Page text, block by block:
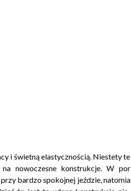
i świetną elastycznością. Niestety
nowoczesne konstrukcje. W
bardzo spokojnej jeździe,